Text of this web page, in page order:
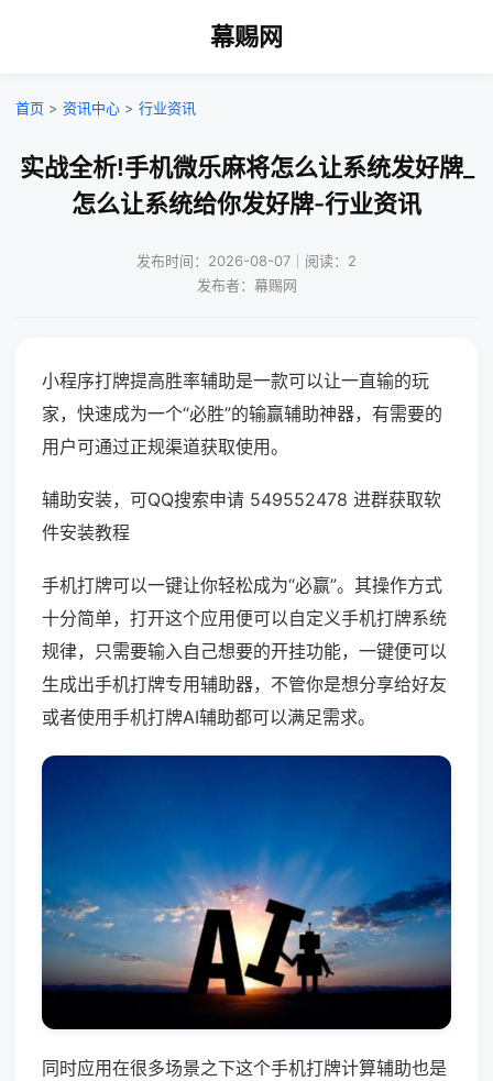
幕赐网
首页 > 资讯中心 > 行业资讯
实战全析!手机微乐麻将怎么让系统发好牌_
怎么让系统给你发好牌-行业资讯
发布时间：2026-08-07｜阅读：2
发布者：幕赐网
小程序打牌提高胜率辅助是一款可以让一直输的玩
家，快速成为一个“必胜”的输赢辅助神器，有需要的
用户可通过正规渠道获取使用。
辅助安装，可QQ搜索申请 549552478 进群获取软
件安装教程
手机打牌可以一键让你轻松成为“必赢”。其操作方式
十分简单，打开这个应用便可以自定义手机打牌系统
规律，只需要输入自己想要的开挂功能，一键便可以
生成出手机打牌专用辅助器，不管你是想分享给好友
或者使用手机打牌AI辅助都可以满足需求。
同时应用在很多场景之下这个手机打牌计算辅助也是